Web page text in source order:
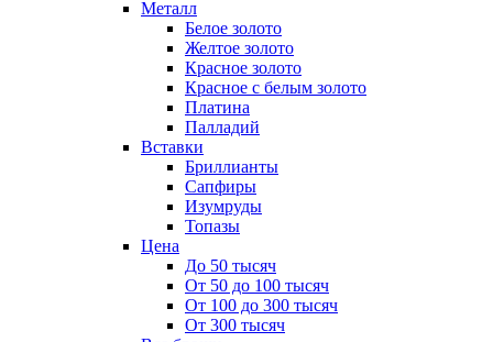
Металл
Белое золото
Желтое золото
Красное золото
Красное с белым золото
Платина
Палладий
Вставки
Бриллианты
Сапфиры
Изумруды
Топазы
Цена
До 50 тысяч
От 50 до 100 тысяч
От 100 до 300 тысяч
От 300 тысяч